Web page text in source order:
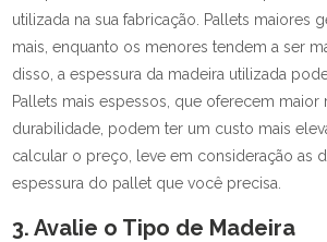
utilizada na sua fabricação. Pallets maiores
mais, enquanto os menores tendem a ser
disso, a espessura da madeira utilizada
Pallets mais espessos, que oferecem maior
durabilidade, podem ter um custo mais
calcular o preço, leve em consideração as
espessura do pallet que você precisa.
3. Avalie o Tipo de Madeira